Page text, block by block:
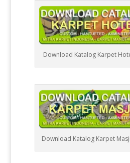
Download Katalog Karpet
Download Katalog Karpet